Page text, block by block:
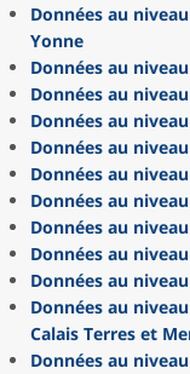
Données au
Yonne
Données au
Données au
Données au
Données au
Données au
Données au
Données au
Données au
Données au
Données au
Calais Terres et
Données au